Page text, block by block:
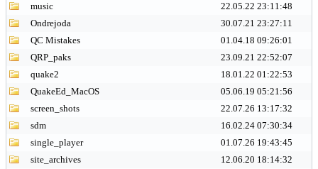
music
22.05.22 23:11:48
Ondrejoda
30.07.21 23:27:11
QC Mistakes
01.04.18 09:26:01
QRP_paks
23.09.21 22:52:07
quake2
18.01.22 01:22:53
QuakeEd_MacOS
05.06.19 05:21:56
screen_shots
22.07.26 13:17:32
sdm
16.02.24 07:30:34
single_player
01.07.26 19:43:45
site_archives
12.06.20 18:14:32